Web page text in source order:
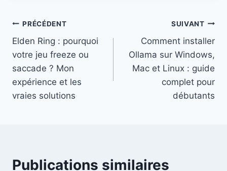
Navigation
de
l’article
PRÉCÉDENT
Elden Ring : pourquoi
votre jeu freeze ou
saccade ? Mon
expérience et les
vraies solutions
SUIVANT
Comment installer
Ollama sur Windows,
Mac et Linux : guide
complet pour
débutants
Publications similaires